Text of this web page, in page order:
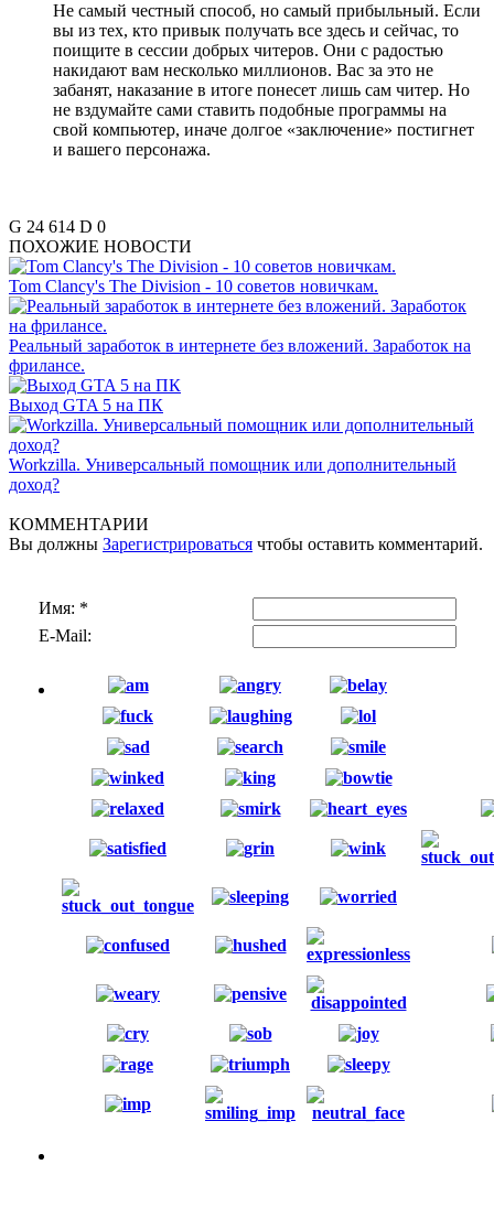
Не самый честный способ, но самый прибыльный. Если
вы из тех, кто привык получать все здесь и сейчас, то
поищите в сессии добрых читеров. Они с радостью
накидают вам несколько миллионов. Вас за это не
забанят, наказание в итоге понесет лишь сам читер. Но
не вздумайте сами ставить подобные программы на
свой компьютер, иначе долгое «заключение» постигнет
и вашего персонажа.
G 24 614 D 0
ПОХОЖИЕ НОВОСТИ
Tom Clancy's The Division - 10 советов новичкам.
Реальный заработок в интернете без вложений. Заработок на
фрилансе.
Выход GTA 5 на ПК
Workzilla. Универсальный помощник или дополнительный
доход?
КОММЕНТАРИИ
Вы должны Зарегистрироваться чтобы оставить комментарий.
Имя: *
E-Mail: